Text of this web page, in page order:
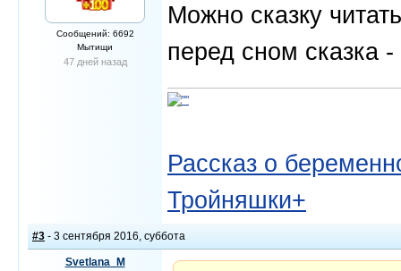
Сообщений: 6692
Мытищи
47 дней назад
Можно сказку
перед сном сказка
Рассказ о
Тройняшки+
#3 - 3 сентября 2016, суббота
Svetlana_M